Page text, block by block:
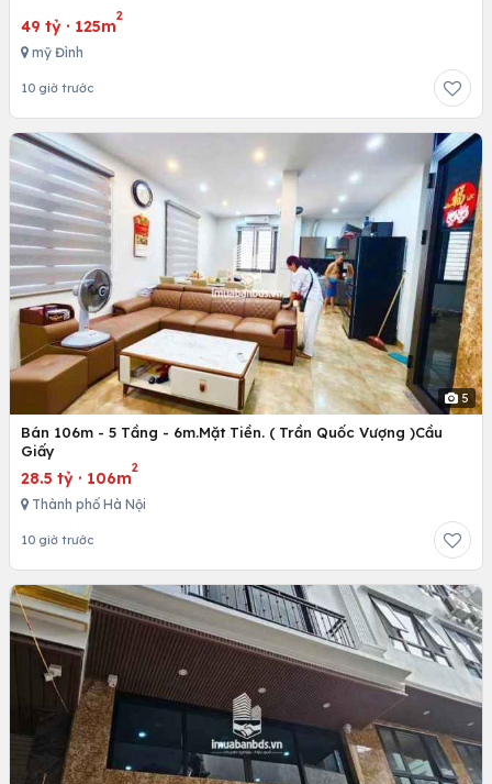
49 tỷ · 125m
2
mỹ Đình
10 giờ trước
5
Bán 106m - 5 Tầng - 6m.Mặt Tiền. ( Trần Quốc Vượng )Cầu
Giấy
28.5 tỷ · 106m
2
Thành phố Hà Nội
10 giờ trước